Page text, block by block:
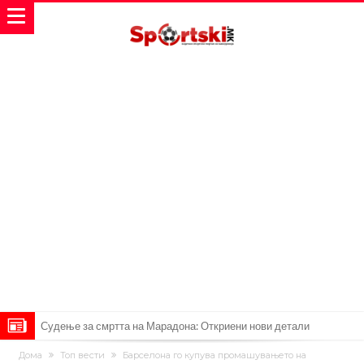
Судење за смртта на Марадона: Откриени нови детали
Англиски репрезентативец обвинет за напад во ноќен клуб – ќе
Дома Топ вести
Барселона го купува промашувањето на